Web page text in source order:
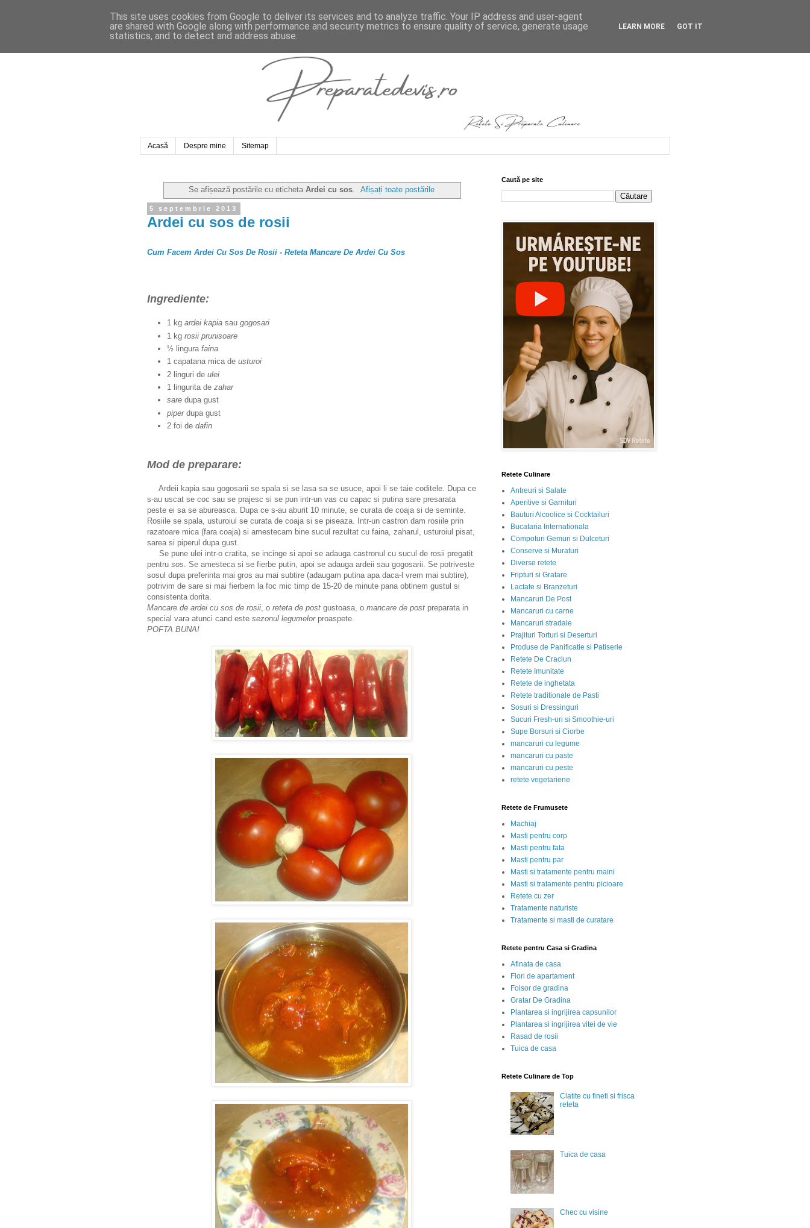
Acasă Despre mine Sitemap
Se afișează postările cu eticheta Ardei cu sos. Afișați toate postările
5 septembrie 2013
Ardei cu sos de rosii
Cum Facem Ardei Cu Sos De Rosii - Reteta Mancare De Ardei Cu Sos
Ingrediente:
1 kg ardei kapia sau gogosari
1 kg rosii prunisoare
½ lingura faina
1 capatana mica de usturoi
2 linguri de ulei
1 lingurita de zahar
sare dupa gust
piperdupa gust
2 foi de dafin
Mod de preparare:
Ardeii kapia sau gogosarii se spala si se lasa sa se usuce, apoi li se taie coditele. Dupa ce
s-au uscat se coc sau se prajesc si se pun intr-un vas cu capac si putina sare presarata
peste ei sa se abureasca. Dupa ce s-au aburit 10 minute, se curata de coaja si de seminte.
Rosiile se spala, usturoiul se curata de coaja si se piseaza.
Intr-un castron dam rosiile prin
razatoare mica (fara coaja) si amestecam bine sucul rezultat cu faina, zaharul, usturoiul pisat,
sarea si piperul dupa gust.
Se pune ulei intr-o cratita, se incinge si apoi se adauga castronul cu sucul de rosii pregatit
pentru sos. Se amesteca si se fierbe putin, apoi se adauga ardeii sau gogosarii. Se potriveste
sosul dupa preferinta mai gros au mai subtire (adaugam putina apa daca-l vrem mai subtire),
potrivim de sare si mai fierbem la foc mic timp de 15-20 de minute pana obtinem gustul si
consistenta dorita.
Mancare de ardei cu sos de rosii, o reteta de post gustoasa, o mancare de post preparata in
special vara atunci cand este sezonul legumelorproaspete.
POFTA BUNA!
Caută pe site
Retete Culinare
Antreuri si Salate
Aperitive si Garnituri
Bauturi Alcoolice si Cocktailuri
Bucataria Internationala
Compoturi Gemuri si Dulceturi
Conserve si Muraturi
Diverse retete
Fripturi si Gratare
Lactate si Branzeturi
Mancaruri De Post
Mancaruri cu carne
Mancaruri stradale
Prajituri Torturi si Deserturi
Produse de Panificatie si Patiserie
Retete De Craciun
Retete Imunitate
Retete de inghetata
Retete traditionale de Pasti
Sosuri si Dressinguri
Sucuri Fresh-uri si Smoothie-uri
Supe Borsuri si Ciorbe
mancaruri cu legume
mancaruri cu paste
mancaruri cu peste
retete vegetariene
Retete de Frumusete
Machiaj
Masti pentru corp
Masti pentru fata
Masti pentru par
Masti si tratamente pentru maini
Masti si tratamente pentru picioare
Retete cu zer
Tratamente naturiste
Tratamente si masti de curatare
Retete pentru Casa si Gradina
Afinata de casa
Flori de apartament
Foisor de gradina
Gratar De Gradina
Plantarea si ingrijirea capsunilor
Plantarea si ingrijirea vitei de vie
Rasad de rosii
Tuica de casa
Retete Culinare de Top
Clatite cu fineti si frisca
reteta
Tuica de casa
Chec cu visine
This site uses cookies from Google to deliver its services and to analyze traffic. Your IP address and user-agent
are shared with Google along with performance and security metrics to ensure quality of service, generate usage
statistics, and to detect and address abuse.
LEARN MORE GOT IT